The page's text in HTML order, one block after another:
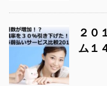
２０
ム１